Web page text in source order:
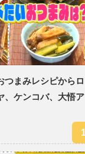
つまみレシピからロ
、ケンコバ、大悟ア